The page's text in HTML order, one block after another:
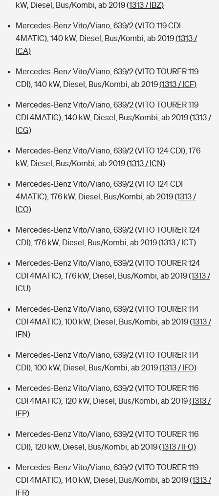
kW, Diesel, Bus/Kombi, ab 2019(1313 / IBZ)
Mercedes-Benz Vito/Viano, 639/2 (VITO 119 CDI
4MATIC), 140 kW, Diesel, Bus/Kombi, ab 2019(1313 /
ICA)
Mercedes-Benz Vito/Viano, 639/2 (VITO TOURER 119
CDI), 140 kW, Diesel, Bus/Kombi, ab 2019(1313 / ICF)
Mercedes-Benz Vito/Viano, 639/2 (VITO TOURER 119
CDI 4MATIC), 140 kW, Diesel, Bus/Kombi, ab 2019(1313 /
ICG)
Mercedes-Benz Vito/Viano, 639/2 (VITO 124 CDI), 176
kW, Diesel, Bus/Kombi, ab 2019(1313 / ICN)
Mercedes-Benz Vito/Viano, 639/2 (VITO 124 CDI
4MATIC), 176 kW, Diesel, Bus/Kombi, ab 2019(1313 /
ICO)
Mercedes-Benz Vito/Viano, 639/2 (VITO TOURER 124
CDI), 176 kW, Diesel, Bus/Kombi, ab 2019(1313 / ICT)
Mercedes-Benz Vito/Viano, 639/2 (VITO TOURER 124
CDI 4MATIC), 176 kW, Diesel, Bus/Kombi, ab 2019(1313 /
ICU)
Mercedes-Benz Vito/Viano, 639/2 (VITO TOURER 114
CDI 4MATIC), 100 kW, Diesel, Bus/Kombi, ab 2019(1313 /
IFN)
Mercedes-Benz Vito/Viano, 639/2 (VITO TOURER 114
CDI), 100 kW, Diesel, Bus/Kombi, ab 2019(1313 / IFO)
Mercedes-Benz Vito/Viano, 639/2 (VITO TOURER 116
CDI 4MATIC), 120 kW, Diesel, Bus/Kombi, ab 2019(1313 /
IFP)
Mercedes-Benz Vito/Viano, 639/2 (VITO TOURER 116
CDI), 120 kW, Diesel, Bus/Kombi, ab 2019(1313 / IFQ)
Mercedes-Benz Vito/Viano, 639/2 (VITO TOURER 119
CDI 4MATIC), 140 kW, Diesel, Bus/Kombi, ab 2019(1313 /
IFR)